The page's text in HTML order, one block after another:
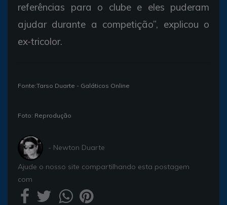
referências para o clube e eles puderam
ajudar durante a competição”, explicou o
ex-tricolor.
Fonte:Tarso Duarte - Galáticos Online
Foto: Reprodução
- Newton Duarte
Ajude o nosso site compartilhando esta postagem
com